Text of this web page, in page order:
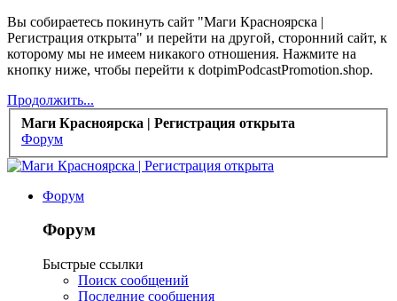
Вы собираетесь покинуть сайт "Маги Красноярска |
Регистрация открыта" и перейти на другой, сторонний сайт, к
которому мы не имеем никакого отношения. Нажмите на
кнопку ниже, чтобы перейти к dotpimPodcastPromotion.shop.
Продолжить...
Маги Красноярска | Регистрация открыта
Форум
Форум
Форум
Быстрые ссылки
Поиск сообщений
Последние сообщения